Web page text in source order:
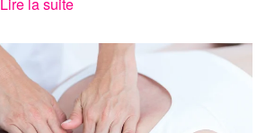
Lire la suite